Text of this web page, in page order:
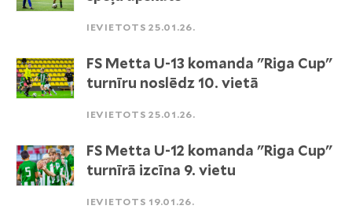
IEVIETOTS 25.01.26.
FS Metta U-13 komanda "Riga Cup"
turnīru noslēdz 10. vietā
IEVIETOTS 25.01.26.
FS Metta U-12 komanda "Riga Cup"
turnīrā izcīna 9. vietu
IEVIETOTS 19.01.26.